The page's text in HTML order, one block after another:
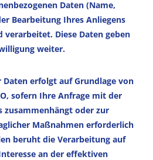
Daten (Name,
Bearbeitung Ihres Anliegens
verarbeitet. Diese Daten geben
weiter.
Daten erfolgt auf Grundlage von
sofern Ihre Anfrage mit der
zusammenhängt oder zur
Maßnahmen erforderlich
beruht die Verarbeitung auf
an der effektiven